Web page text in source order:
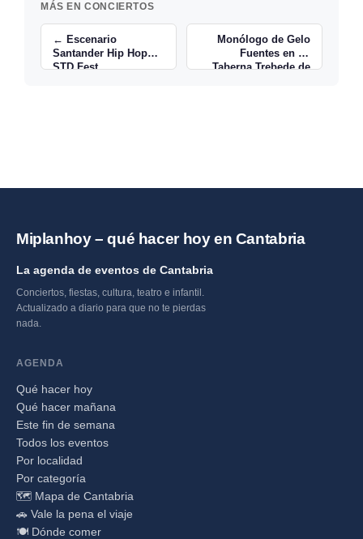
MÁS EN CONCIERTOS
← Escenario
Santander Hip Hop
STD Fest
Monólogo de Gelo
Fuentes en La
Taberna Trebede de
Miplanhoy – qué hacer hoy en Cantabria
La agenda de eventos de Cantabria
Conciertos, fiestas, cultura, teatro e infantil.
Actualizado a diario para que no te pierdas
nada.
AGENDA
Qué hacer hoy
Qué hacer mañana
Este fin de semana
Todos los eventos
Por localidad
Por categoría
🗺️ Mapa de Cantabria
🚗 Vale la pena el viaje
🍽️ Dónde comer